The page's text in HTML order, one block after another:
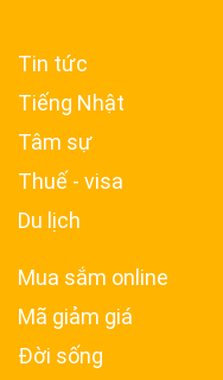
Tin tức
Tiếng Nhật
Tâm sự
Thuế - visa
Du lịch
Mua sắm online
Mã giảm giá
Đời sống